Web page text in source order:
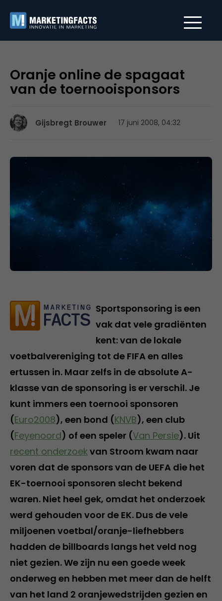
Oranje online de spagaat
van de toernooisponsors
Gijsbregt Brouwer 17 juni 2008, 04:32
Sportsponsoring is een
vak dat vele gradiënten
kent: van de lokale
voetbalvereniging tot de FIFA en alles
ertussen in. Maar zelfs in de absolute A-
klasse van de sponsoring is er verschil. Je
kunt immers een toernooi sponsoren
(Euro2008), een bond (KNVB), een club
(Feyenoord) of een speler (Van Persie). Uit
recent onderzoek van Stroom kwam naar
voren dat de sponsors van de UEFA die het
EK-toernooi sponsoren slecht bekend
waren. Niet heel gek, omdat het onderzoek
werd gehouden voor de EK. Dus de vele
miljoenen voetbal/oranje-liefhebbers
hadden de billboards langs het veld nog
niet gezien. We zijn nu een goede week
onderweg en hebben met meer dan de helft
van het land 2 oranjewedstrijden gezien en